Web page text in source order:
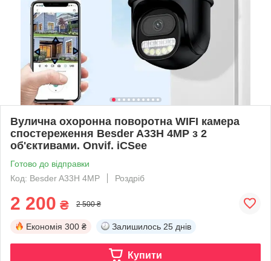
Вулична охоронна поворотна WIFI камера
спостереження Besder A33H 4MP з 2
об'єктивами. Onvif. iCSee
Готово до відправки
Код: Besder A33H 4MP
Роздріб
2 200 ₴ 2 500 ₴
Економія 300 ₴ Залишилось 25 днів
Купити